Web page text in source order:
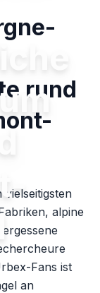
rund
alpine
Fans ist
an